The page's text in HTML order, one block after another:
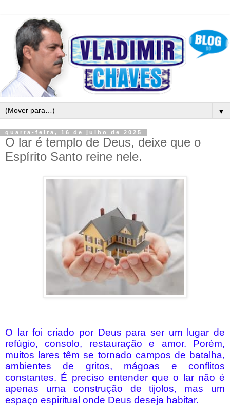
▼
quarta-feira, 16 de julho de 2025
O lar é templo de Deus, deixe que o
Espírito Santo reine nele.
O lar foi criado por Deus para ser um lugar de
refúgio, consolo, restauração e amor. Porém,
muitos lares têm se tornado campos de batalha,
ambientes de gritos, mágoas e conflitos
constantes. É preciso entender que o lar não é
apenas uma construção de tijolos, mas um
espaço espiritual onde Deus deseja habitar.